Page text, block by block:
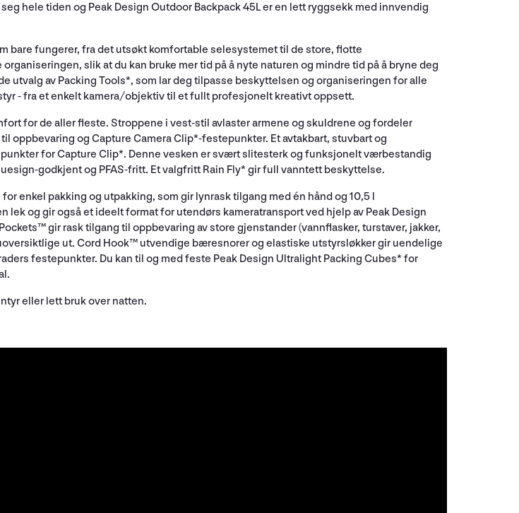
hele tiden og Peak Design Outdoor Backpack 45L er en lett ryggsekk med innvendig
bare fungerer, fra det utsøkt komfortable selesystemet til de store, flotte
slik at du kan bruke mer tid på å nyte naturen og mindre tid på å bryne deg
utvalg av Packing Tools*, som lar deg tilpasse beskyttelsen og organiseringen for alle
- fra et enkelt kamera/objektiv til et fullt profesjonelt kreativt oppsett.
for de aller fleste. Stroppene i vest-stil avlaster armene og skuldrene og fordeler
oppbevaring og Capture Camera Clip*-festepunkter. Et avtakbart, stuvbart og
for Capture Clip*. Denne vesken er svært slitesterk og funksjonelt værbestandig
godkjent og PFAS-fritt. Et valgfritt Rain Fly* gir full vanntett beskyttelse.
enkel pakking og utpakking, som gir lynrask tilgang med én hånd og 10,5 l
og gir også et ideelt format for utendørs kameratransport ved hjelp av Peak Design
gir rask tilgang til oppbevaring av store gjenstander (vannflasker, turstaver, jakker,
ut. Cord Hook™ utvendige bæresnorer og elastiske utstyrsløkker gir uendelige
festepunkter. Du kan til og med feste Peak Design Ultralight Packing Cubes* for
eller lett bruk over natten.